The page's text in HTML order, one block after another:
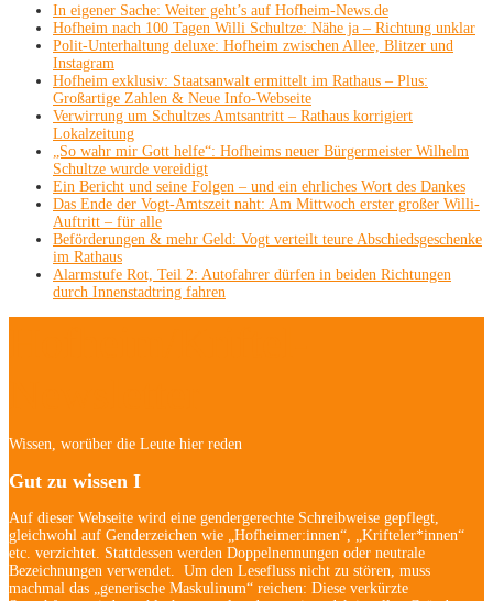
In eigener Sache: Weiter geht’s auf Hofheim-News.de
Hofheim nach 100 Tagen Willi Schultze: Nähe ja – Richtung unklar
Polit-Unterhaltung deluxe: Hofheim zwischen Allee, Blitzer und
Instagram
Hofheim exklusiv: Staatsanwalt ermittelt im Rathaus – Plus:
Großartige Zahlen & Neue Info-Webseite
Verwirrung um Schultzes Amtsantritt – Rathaus korrigiert
Lokalzeitung
„So wahr mir Gott helfe“: Hofheims neuer Bürgermeister Wilhelm
Schultze wurde vereidigt
Ein Bericht und seine Folgen – und ein ehrliches Wort des Dankes
Das Ende der Vogt-Amtszeit naht: Am Mittwoch erster großer Willi-
Auftritt – für alle
Beförderungen & mehr Geld: Vogt verteilt teure Abschiedsgeschenke
im Rathaus
Alarmstufe Rot, Teil 2: Autofahrer dürfen in beiden Richtungen
durch Innenstadtring fahren
Wissen, worüber die Leute hier reden
Gut zu wissen I
Auf dieser Webseite wird eine gendergerechte Schreibweise gepflegt,
gleichwohl auf Genderzeichen wie „Hofheimer:innen“, „Krifteler*innen“
etc. verzichtet. Stattdessen werden Doppelnennungen oder neutrale
Bezeichnungen verwendet. Um den Lesefluss nicht zu stören, muss
machmal das „generische Maskulinum“ reichen: Diese verkürzte